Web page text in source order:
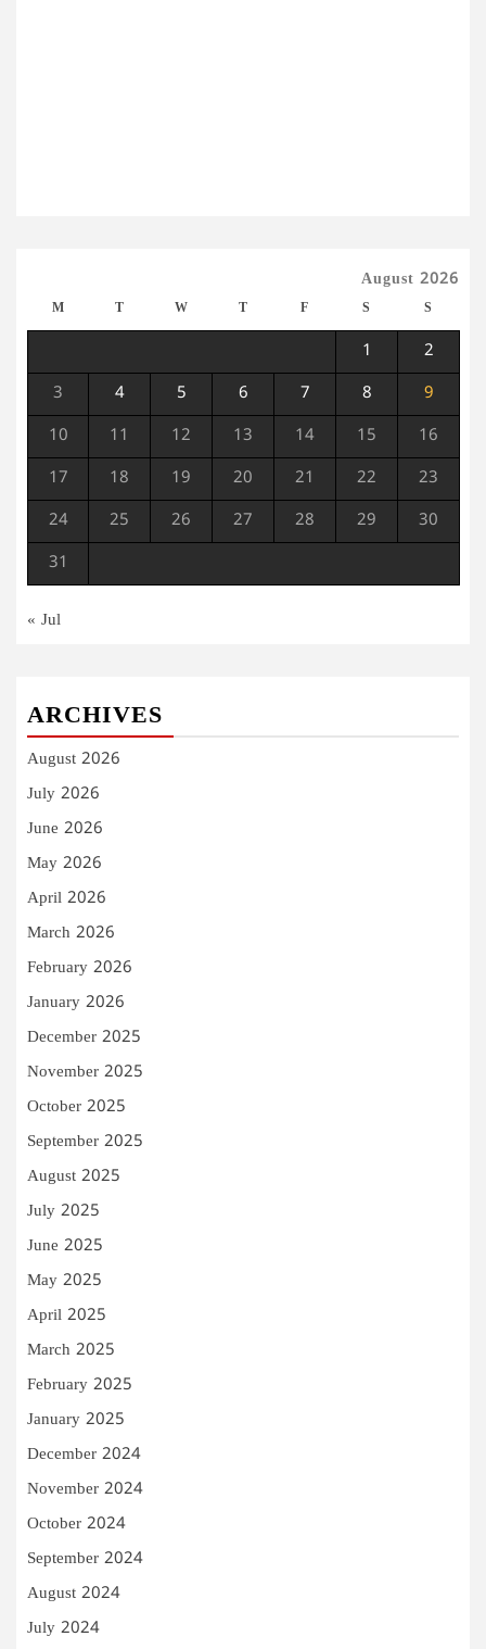
August 2026
M T W T F S S
1 2
3 4 5 6 7 8 9
10 11 12 13 14 15 16
17 18 19 20 21 22 23
24 25 26 27 28 29 30
31
« Jul
ARCHIVES
August 2026
July 2026
June 2026
May 2026
April 2026
March 2026
February 2026
January 2026
December 2025
November 2025
October 2025
September 2025
August 2025
July 2025
June 2025
May 2025
April 2025
March 2025
February 2025
January 2025
December 2024
November 2024
October 2024
September 2024
August 2024
July 2024